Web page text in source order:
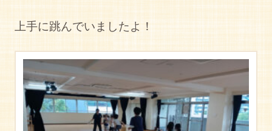
上手に跳んでいましたよ！